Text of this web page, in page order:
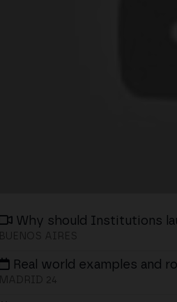
Why should Institutions
Real world examples and